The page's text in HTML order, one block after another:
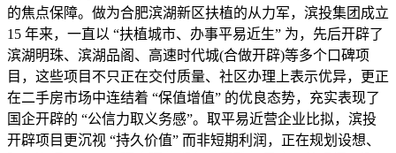
的焦点保障。做为合肥滨湖新区扶植的从力军，滨投集团成立
15 年来，一直以 “扶植城市、办事平易近生” 为，先后开辟了
滨湖明珠、滨湖品阁、高速时代城(合做开辟)等多个口碑项
目，这些项目不只正在交付质量、社区办理上表示优异，更正
在二手房市场中连结着 “保值增值” 的优良态势，充实表现了
国企开辟的 “公信力取义务感”。取平易近营企业比拟，滨投
开辟项目更沉视 “持久价值” 而非短期利润，正在规划设想、